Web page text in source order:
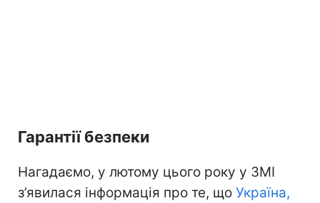
Гарантії безпеки
Нагадаємо, у лютому цього року у ЗМІ
з’явилася інформація про те, що Україна,